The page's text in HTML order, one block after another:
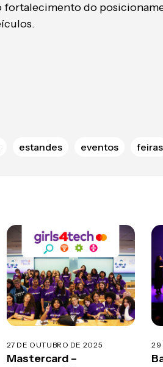
fortalecimento do
estandes eventos feiras
27 DE OUTUBRO DE 2025
Mastercard –
29